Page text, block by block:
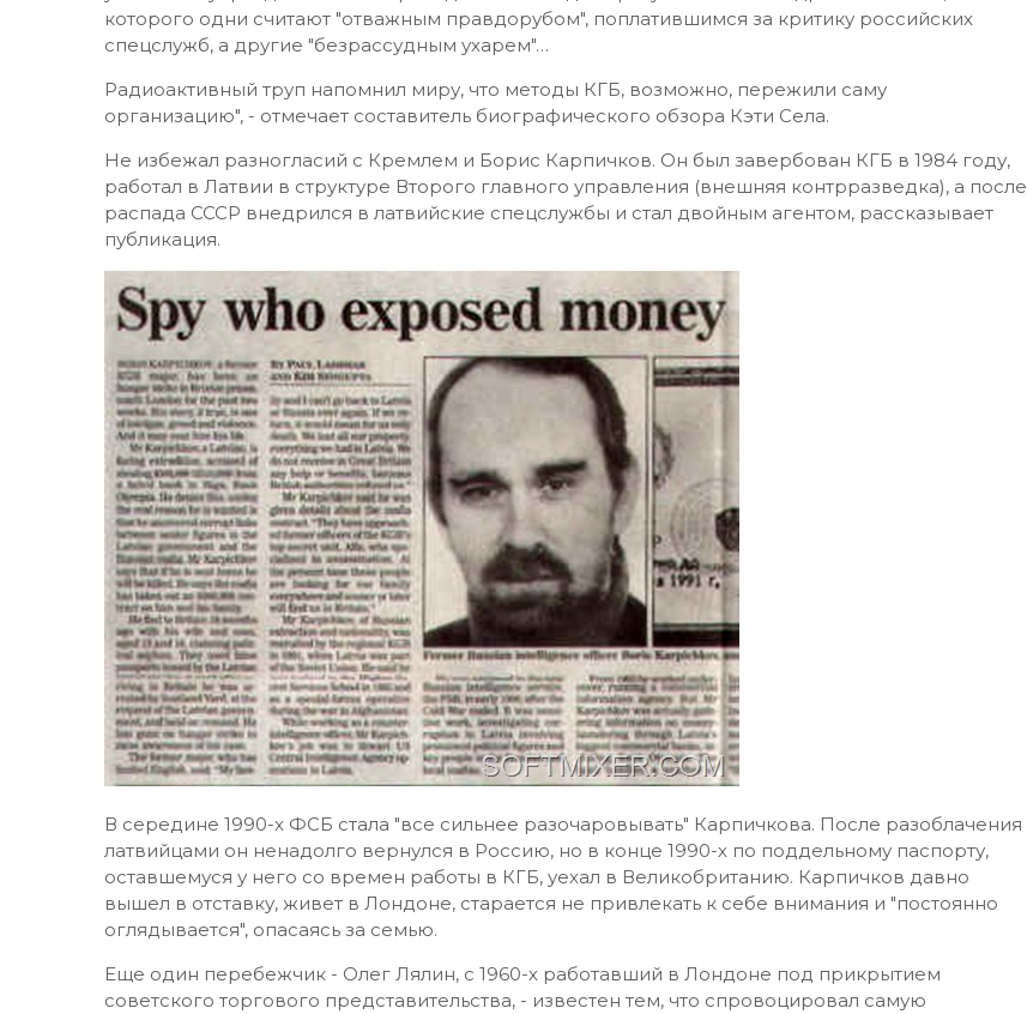
которого одни считают "отважным правдорубом", поплатившимся за критику российских
спецслужб, а другие "безрассудным ухарем"…
Радиоактивный труп напомнил миру, что методы КГБ, возможно, пережили саму
организацию", - отмечает составитель биографического обзора Кэти Села.
Не избежал разногласий с Кремлем и Борис Карпичков. Он был завербован КГБ в 1984 году,
работал в Латвии в структуре Второго главного управления (внешняя контрразведка), а после
распада СССР внедрился в латвийские спецслужбы и стал двойным агентом, рассказывает
публикация.
В середине 1990-х ФСБ стала "все сильнее разочаровывать" Карпичкова. После разоблачения
латвийцами он ненадолго вернулся в Россию, но в конце 1990-х по поддельному паспорту,
оставшемуся у него со времен работы в КГБ, уехал в Великобританию. Карпичков давно
вышел в отставку, живет в Лондоне, старается не привлекать к себе внимания и "постоянно
оглядывается", опасаясь за семью.
Еще один перебежчик - Олег Лялин, с 1960-х работавший в Лондоне под прикрытием
советского торгового представительства, - известен тем, что спровоцировал самую